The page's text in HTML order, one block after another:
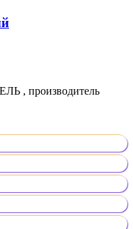
, производитель